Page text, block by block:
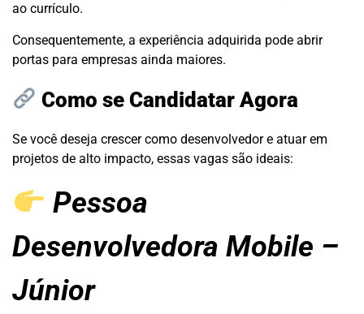
ao currículo.
Consequentemente, a experiência adquirida pode abrir
portas para empresas ainda maiores.
Como se Candidatar Agora
Se você deseja crescer como desenvolvedor e atuar em
projetos de alto impacto, essas vagas são ideais:
Pessoa
Desenvolvedora Mobile –
Júnior